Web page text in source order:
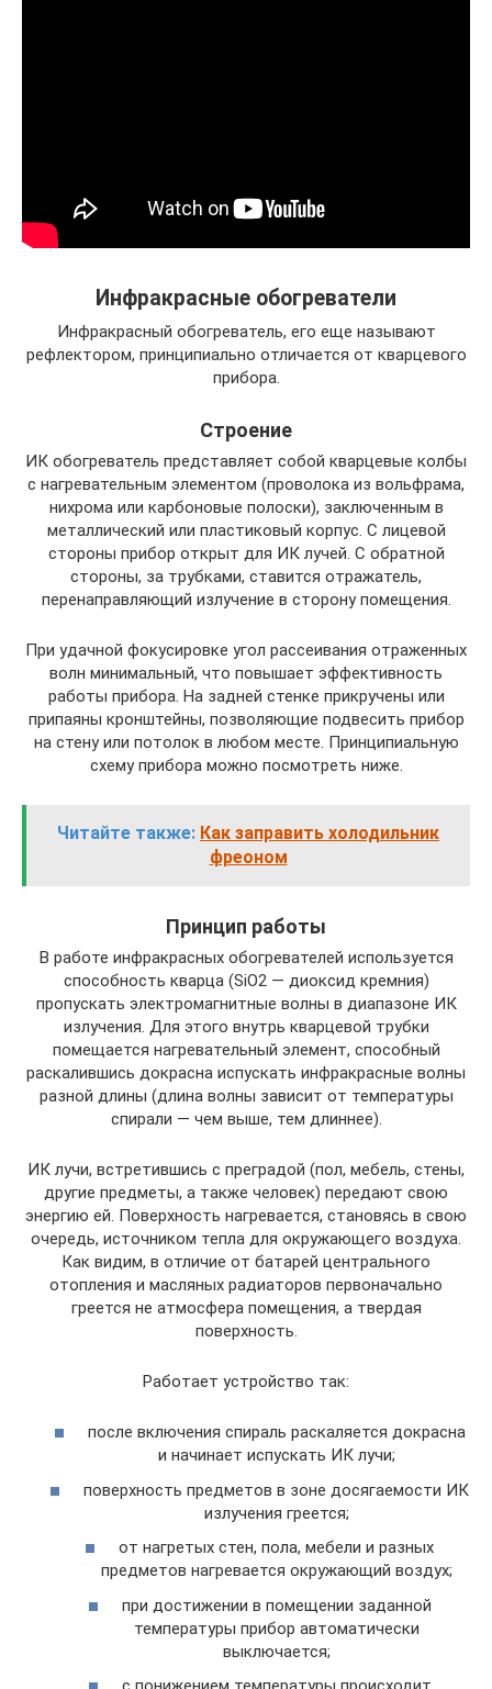
Инфракрасные обогреватели
Инфракрасный обогреватель, его еще называют
рефлектором, принципиально отличается от кварцевого
прибора.
Строение
ИК обогреватель представляет собой кварцевые колбы
с нагревательным элементом (проволока из вольфрама,
нихрома или карбоновые полоски), заключенным в
металлический или пластиковый корпус. С лицевой
стороны прибор открыт для ИК лучей. С обратной
стороны, за трубками, ставится отражатель,
перенаправляющий излучение в сторону помещения.
При удачной фокусировке угол рассеивания отраженных
волн минимальный, что повышает эффективность
работы прибора. На задней стенке прикручены или
припаяны кронштейны, позволяющие подвесить прибор
на стену или потолок в любом месте. Принципиальную
схему прибора можно посмотреть ниже.
Читайте также: Как заправить холодильник
фреоном
Принцип работы
В работе инфракрасных обогревателей используется
способность кварца (SiO2 — диоксид кремния)
пропускать электромагнитные волны в диапазоне ИК
излучения. Для этого внутрь кварцевой трубки
помещается нагревательный элемент, способный
раскалившись докрасна испускать инфракрасные волны
разной длины (длина волны зависит от температуры
спирали — чем выше, тем длиннее).
ИК лучи, встретившись с преградой (пол, мебель, стены,
другие предметы, а также человек) передают свою
энергию ей. Поверхность нагревается, становясь в свою
очередь, источником тепла для окружающего воздуха.
Как видим, в отличие от батарей центрального
отопления и масляных радиаторов первоначально
греется не атмосфера помещения, а твердая
поверхность.
Работает устройство так:
после включения спираль раскаляется докрасна
и начинает испускать ИК лучи;
поверхность предметов в зоне досягаемости ИК
излучения греется;
от нагретых стен, пола, мебели и разных
предметов нагревается окружающий воздух;
при достижении в помещении заданной
температуры прибор автоматически
выключается;